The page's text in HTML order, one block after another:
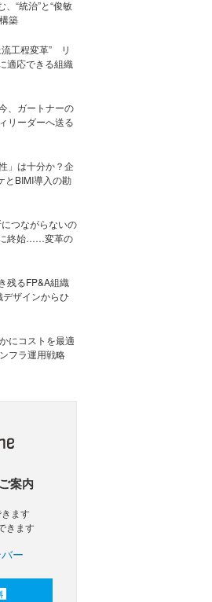
“統治”と“俊敏
築
流工程変革” リ
適応できる組織
、ガートナーの
リーダーへ送る
」は十分か？企
とBIMI導入の勘
つながらないの
終始……変革の
残るFP&A組織
ザインからひ
にコストを最適
フラ運用戦略
案内
ます
きます
ー